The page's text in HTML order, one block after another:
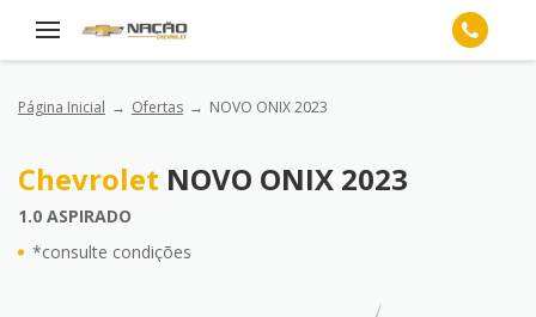
Página Inicial Ofertas NOVO ONIX 2023
Chevrolet NOVO ONIX 2023
1.0 ASPIRADO
*consulte condições